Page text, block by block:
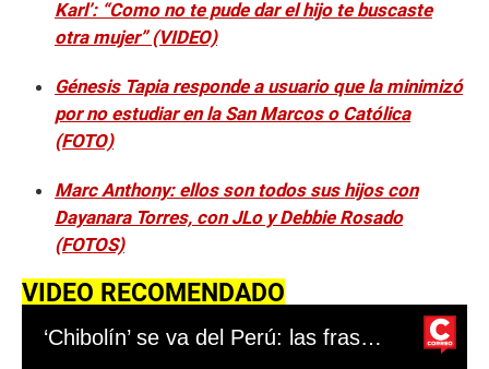
Karl’: “Como no te pude dar el hijo te buscaste
otra mujer” (VIDEO)
Génesis Tapia responde a usuario que la minimizó
por no estudiar en la San Marcos o Católica
(FOTO)
Marc Anthony: ellos son todos sus hijos con
Dayanara Torres, con JLo y Debbie Rosado
(FOTOS)
VIDEO RECOMENDADO
‘Chibolín’ se va del Perú: las frases más recordadas que deja en la televisión peruana